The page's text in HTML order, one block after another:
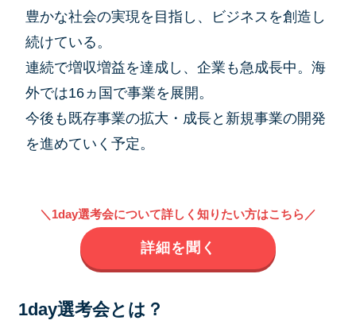
豊かな社会の実現を目指し、ビジネスを創造し
続けている。
連続で増収増益を達成し、企業も急成長中。海
外では16ヵ国で事業を展開。
今後も既存事業の拡大・成長と新規事業の開発
を進めていく予定。
＼1day選考会について詳しく知りたい方はこちら／
詳細を聞く
1day選考会とは？